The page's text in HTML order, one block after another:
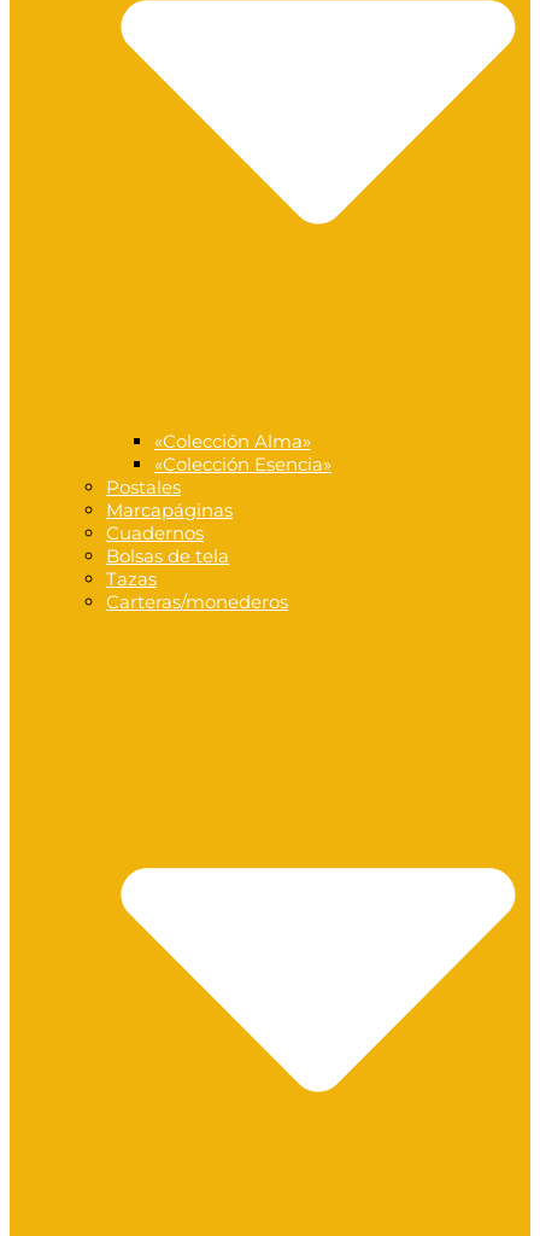
«Colección Alma»
«Colección Esencia»
Postales
Marcapáginas
Cuadernos
Bolsas de tela
Tazas
Carteras/monederos